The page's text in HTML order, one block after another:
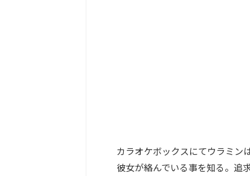
カラオケボックスにてウラミン
彼女が絡んでいる事を知る。追